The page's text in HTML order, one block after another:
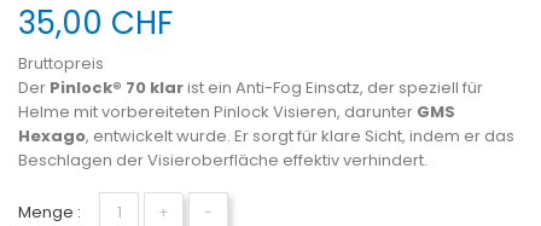
35,00 CHF
Bruttopreis
Der Pinlock® 70 klarist ein Anti-Fog Einsatz, der speziell für
Helme mit vorbereiteten Pinlock Visieren, darunter GMS
Hexago, entwickelt wurde. Er sorgt für klare Sicht, indem er das
Beschlagen der Visieroberfläche effektiv verhindert.
Menge : + −